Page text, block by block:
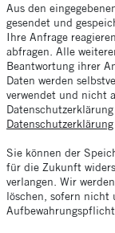
Aus den
gesendet und
Ihre Anfrage
abfragen. Alle
Beantwortung ihrer
Daten werden
verwendet und nicht
Datenschutzerklärung
Sie können der
für die Zukunft
verlangen. Wir
löschen, sofern nicht